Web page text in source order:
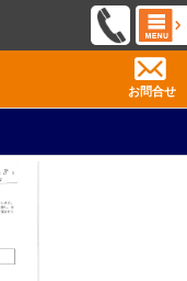
お問合せ